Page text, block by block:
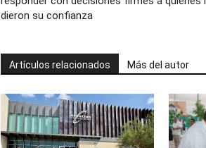
dieron su confianza
Artículos relacionados Más del autor